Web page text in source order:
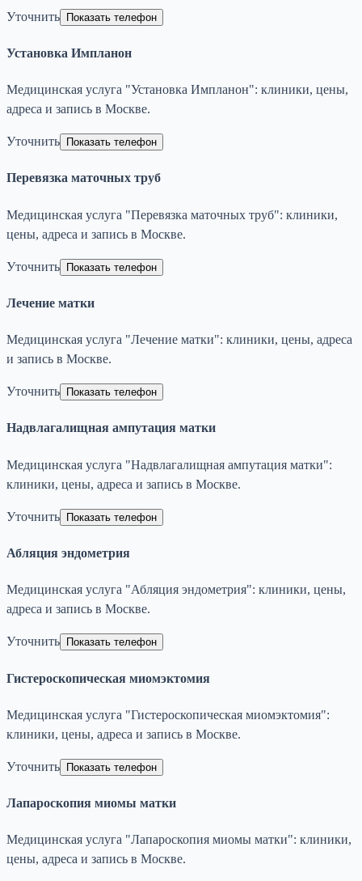
Уточнить Показать телефон
Установка Импланон
Медицинская услуга "Установка Импланон": клиники, цены,
адреса и запись в Москве.
Уточнить Показать телефон
Перевязка маточных труб
Медицинская услуга "Перевязка маточных труб": клиники,
цены, адреса и запись в Москве.
Уточнить Показать телефон
Лечение матки
Медицинская услуга "Лечение матки": клиники, цены, адреса
и запись в Москве.
Уточнить Показать телефон
Надвлагалищная ампутация матки
Медицинская услуга "Надвлагалищная ампутация матки":
клиники, цены, адреса и запись в Москве.
Уточнить Показать телефон
Абляция эндометрия
Медицинская услуга "Абляция эндометрия": клиники, цены,
адреса и запись в Москве.
Уточнить Показать телефон
Гистероскопическая миомэктомия
Медицинская услуга "Гистероскопическая миомэктомия":
клиники, цены, адреса и запись в Москве.
Уточнить Показать телефон
Лапароскопия миомы матки
Медицинская услуга "Лапароскопия миомы матки": клиники,
цены, адреса и запись в Москве.